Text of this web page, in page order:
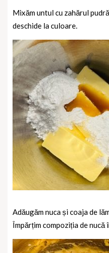
Mixăm untul cu zahărul
deschide la culoare.
Adăugăm nuca și coaja de
Împărțim compoziția de nucă